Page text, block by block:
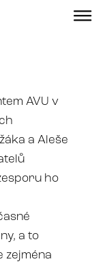
AVU v
a Aleše
ho
a to
zejména